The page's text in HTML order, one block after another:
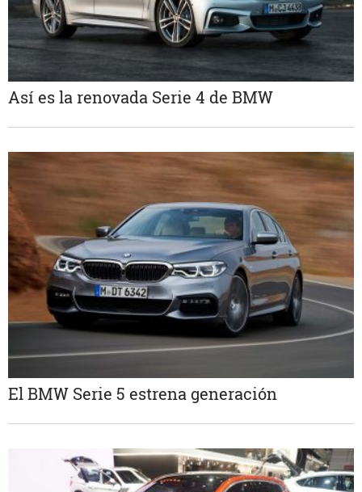
Así es la renovada Serie 4 de BMW
El BMW Serie 5 estrena generación